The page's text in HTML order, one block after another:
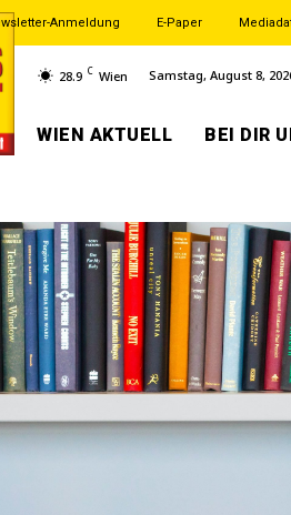
Anmeldung E-Paper
28.9 C Wien Samstag, August 8,
WIEN AKTUELL BEI DIR